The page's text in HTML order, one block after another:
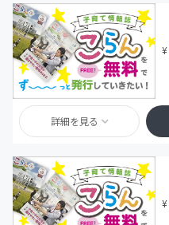
¥
詳細を見る
¥